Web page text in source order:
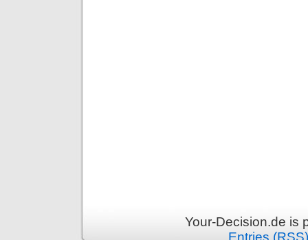
Your-Decision.de is
Entries (RSS)